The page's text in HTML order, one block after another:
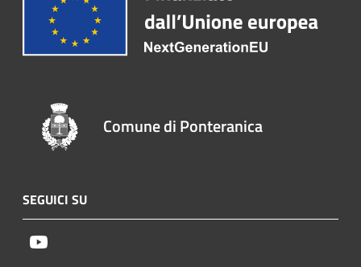
Comune di Ponteranica
SEGUICI SU